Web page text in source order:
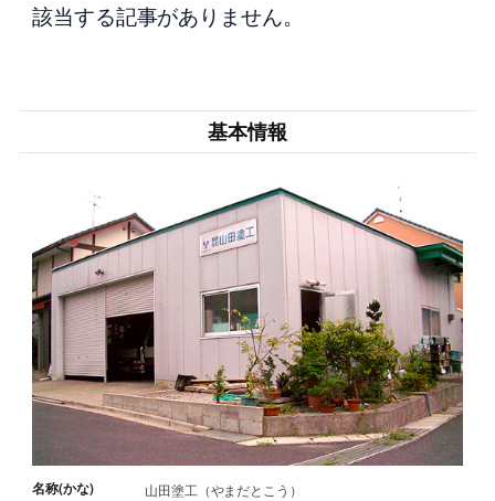
該当する記事がありません。
基本情報
名称(かな) 山田塗工（やまだとこう）